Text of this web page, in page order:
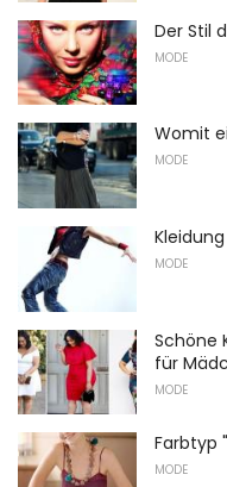
Der Stil
MODE
Womit
MODE
MODE
Schöne
für
MODE
Farbtyp
MODE